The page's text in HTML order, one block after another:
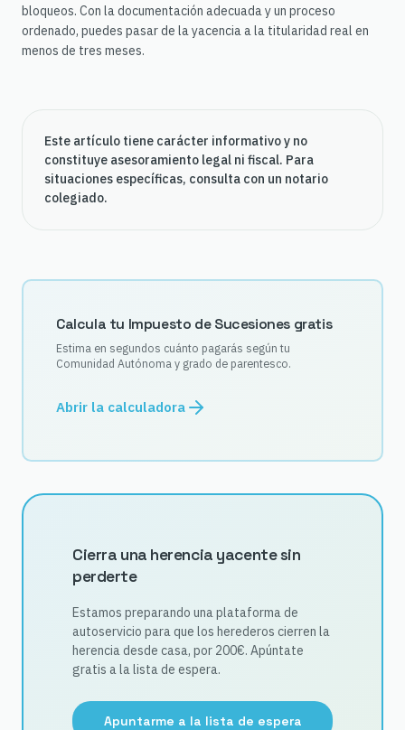
bloqueos. Con la documentación adecuada y un proceso
ordenado, puedes pasar de la yacencia a la titularidad real en
menos de tres meses.
Este artículo tiene carácter informativo y no
constituye asesoramiento legal ni fiscal. Para
situaciones específicas, consulta con un notario
colegiado.
Calcula tu Impuesto de Sucesiones gratis
Estima en segundos cuánto pagarás según tu
Comunidad Autónoma y grado de parentesco.
Abrir la calculadora
Cierra una herencia yacente sin
perderte
Estamos preparando una plataforma de
autoservicio para que los herederos cierren la
herencia desde casa, por 200€. Apúntate
gratis a la lista de espera.
Apuntarme a la lista de espera